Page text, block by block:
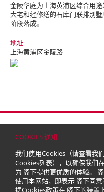
COOKIES 通知
我们使用Cookies（请查看我
Cookies列表），以确保我们
为 阁下提供更优质的体验。
使用本网站，即表示 阁下同意
据Cookies政策在 阁下的装置
金陵华庭为上海黄浦区综合用
大宅和经修缮的石库门联排别
阶段落成。
地址
上海黄浦区金陵路
© 2026 嘉里建设有限公司 (于百慕达